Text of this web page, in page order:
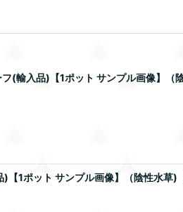
(輸入品)【1ポット サンプル画像】（
1ポット サンプル画像】（陰性水草)